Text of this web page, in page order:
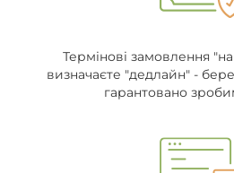
Термінові замовлення
визначаєте "дедлайн" -
гарантовано